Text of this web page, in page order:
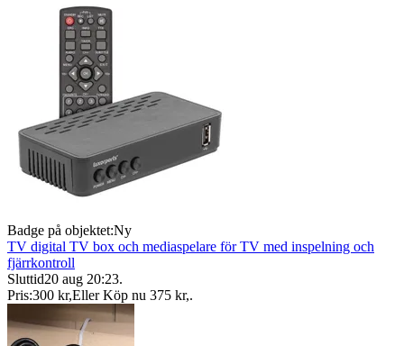
Badge på objektet:Ny
TV digital TV box och mediaspelare för TV med inspelning och
fjärrkontroll
Sluttid20 aug 20:23.
Pris:300 kr,Eller Köp nu 375 kr,.